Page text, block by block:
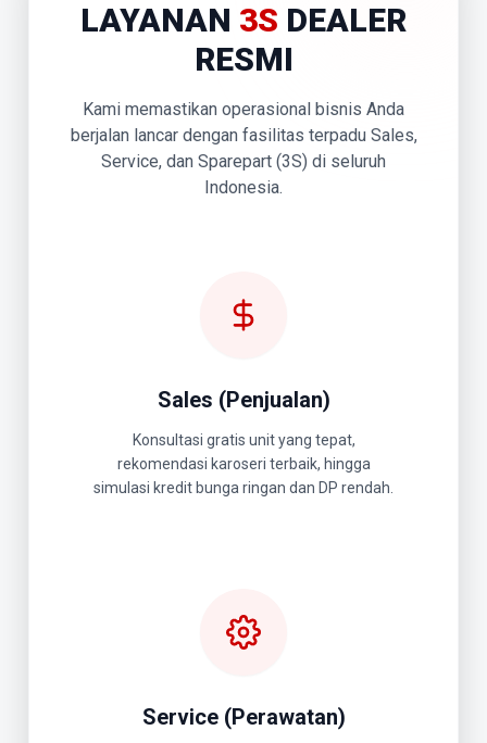
LAYANAN 3S DEALER
RESMI
Kami memastikan operasional bisnis Anda
berjalan lancar dengan fasilitas terpadu Sales,
Service, dan Sparepart (3S) di seluruh
Indonesia.
Sales (Penjualan)
Konsultasi gratis unit yang tepat,
rekomendasi karoseri terbaik, hingga
simulasi kredit bunga ringan dan DP rendah.
Service (Perawatan)